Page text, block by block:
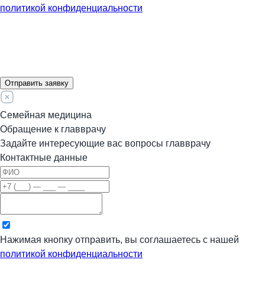
политикой конфиденциальности
Отправить заявку
Семейная медицина
Обращение к главврачу
Задайте интересующие вас вопросы главврачу
Контактные данные
Нажимая кнопку отправить, вы соглашаетесь с нашей
политикой конфиденциальности